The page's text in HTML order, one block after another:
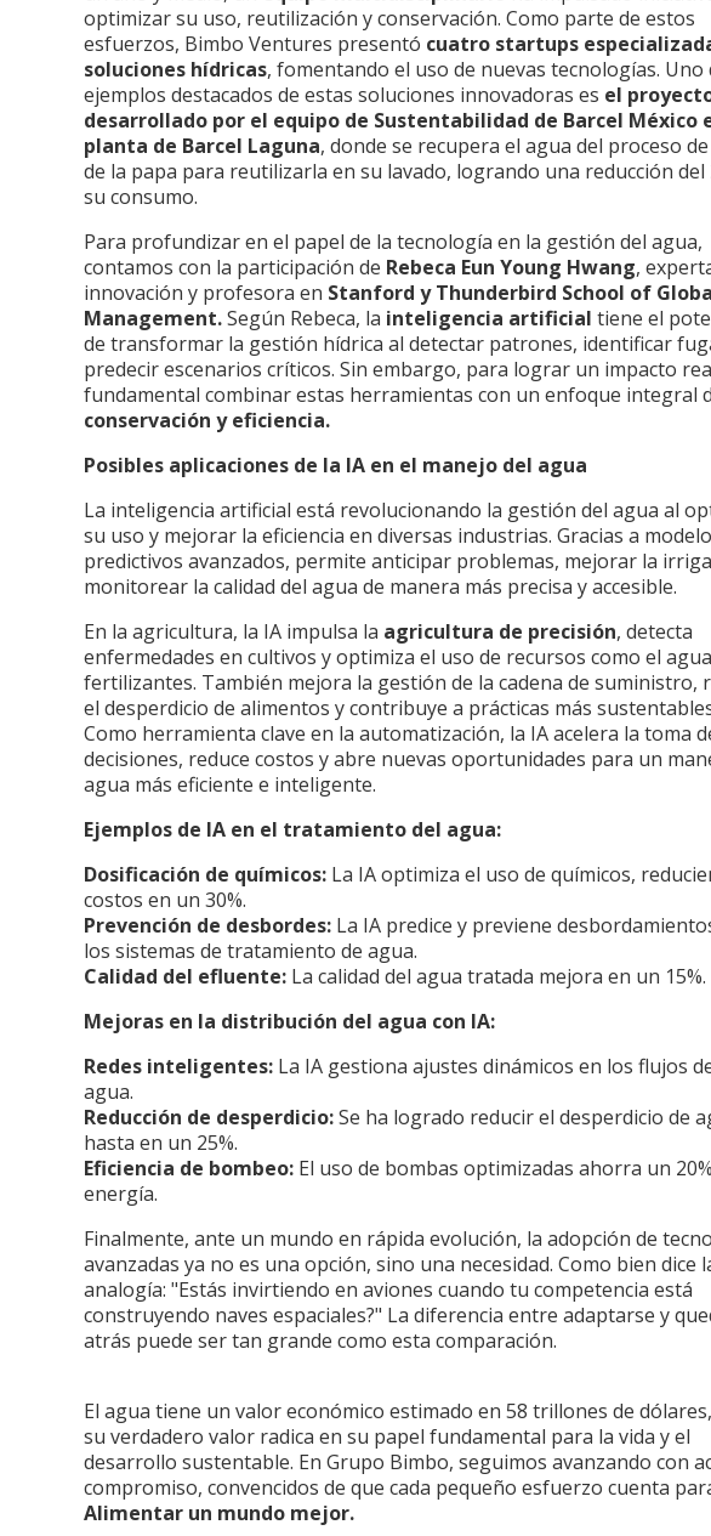
optimizar su uso, reutilización y conservación. Como parte de estos
esfuerzos, Bimbo Ventures presentó cuatro startups
soluciones hídricas, fomentando el uso de nuevas tecnologías. Uno
ejemplos destacados de estas soluciones innovadoras es el
desarrollado por el equipo de Sustentabilidad de Barcel México
planta de Barcel Laguna, donde se recupera el agua del proceso
de la papa para reutilizarla en su lavado, logrando una reducción del
su consumo.
Para profundizar en el papel de la tecnología en la gestión del agua,
contamos con la participación de Rebeca Eun Young Hwang,
innovación y profesora en Stanford y Thunderbird School of
Management.Según Rebeca, la inteligencia artificial tiene el
de transformar la gestión hídrica al detectar patrones, identificar
predecir escenarios críticos. Sin embargo, para lograr un impacto
fundamental combinar estas herramientas con un enfoque integral
conservación y eficiencia.
Posibles aplicaciones de la IA en el manejo del agua
La inteligencia artificial está revolucionando la gestión del agua al
su uso y mejorar la eficiencia en diversas industrias. Gracias a
predictivos avanzados, permite anticipar problemas, mejorar la
monitorear la calidad del agua de manera más precisa y accesible.
En la agricultura, la IA impulsa la agricultura de precisión, detecta
enfermedades en cultivos y optimiza el uso de recursos como el
fertilizantes. También mejora la gestión de la cadena de suministro,
el desperdicio de alimentos y contribuye a prácticas más
Como herramienta clave en la automatización, la IA acelera la toma
decisiones, reduce costos y abre nuevas oportunidades para un
agua más eficiente e inteligente.
Ejemplos de IA en el tratamiento del agua:
Dosificación de químicos: La IA optimiza el uso de químicos,
costos en un 30%.
Prevención de desbordes: La IA predice y previene
los sistemas de tratamiento de agua.
Calidad del efluente: La calidad del agua tratada mejora en un 15%.
Mejoras en la distribución del agua con IA:
Redes inteligentes: La IA gestiona ajustes dinámicos en los flujos
agua.
Reducción de desperdicio:Se ha logrado reducir el desperdicio de
hasta en un 25%.
Eficiencia de bombeo: El uso de bombas optimizadas ahorra un
energía.
Finalmente, ante un mundo en rápida evolución, la adopción de
avanzadas ya no es una opción, sino una necesidad. Como bien dice
analogía: "Estás invirtiendo en aviones cuando tu competencia está
construyendo naves espaciales?" La diferencia entre adaptarse y
atrás puede ser tan grande como esta comparación.
El agua tiene un valor económico estimado en 58 trillones de
su verdadero valor radica en su papel fundamental para la vida y el
desarrollo sustentable. En Grupo Bimbo, seguimos avanzando con
compromiso, convencidos de que cada pequeño esfuerzo cuenta
Alimentar un mundo mejor.